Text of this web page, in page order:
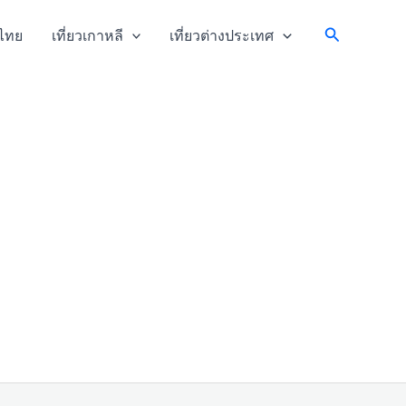
ทย เที่ยวเกาหลี เที่ยวต่างประเทศ Search